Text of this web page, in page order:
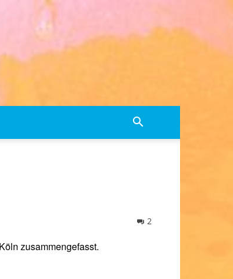
2
zusammengefasst.